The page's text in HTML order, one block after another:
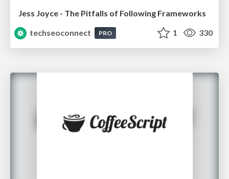
Jess Joyce - The Pitfalls of Following Frameworks
techseoconnect
PRO 1 330